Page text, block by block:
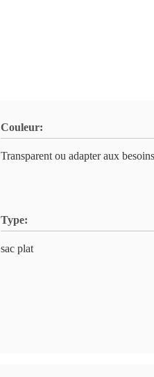
Couleur:
Transparent ou adapter aux
Type:
sac plat